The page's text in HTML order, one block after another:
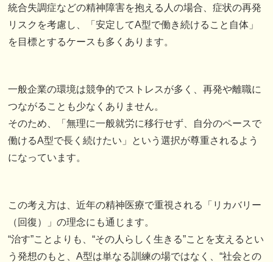
統合失調症などの精神障害を抱える人の場合、症状の再発
リスクを考慮し、「安定してA型で働き続けること自体」
を目標とするケースも多くあります。
一般企業の環境は競争的でストレスが多く、再発や離職に
つながることも少なくありません。
そのため、「無理に一般就労に移行せず、自分のペースで
働けるA型で長く続けたい」という選択が尊重されるよう
になっています。
この考え方は、近年の精神医療で重視される「リカバリー
（回復）」の理念にも通じます。
“治す”ことよりも、“その人らしく生きる”ことを支えるとい
う発想のもと、A型は単なる訓練の場ではなく、“社会との